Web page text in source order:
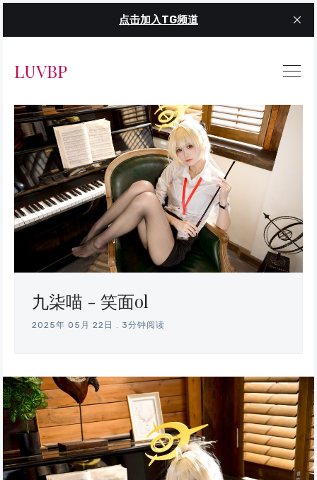
点击加入TG频道
LUVBP
九柒喵 - 笑面ol
2025年 05月 22日 3分钟阅读